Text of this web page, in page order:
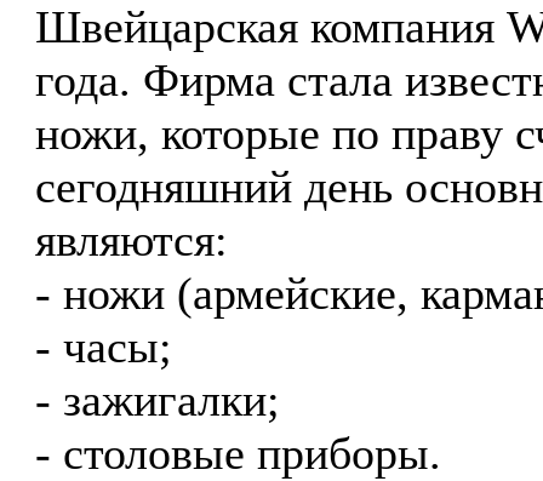
Швейцарская компания
года. Фирма стала
ножи, которые по праву
сегодняшний день
являются:
- ножи (армейские,
- часы;
- зажигалки;
- столовые приборы.